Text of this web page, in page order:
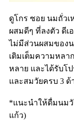
ดูโกร ซอย นมถั่ว
ผสมดีๆ ที่ลงตัว ดีเ
ไม่มีส่วนผสมของ
เติมเต็มความหล
หลาย และได้รับโ
และสมวัยครบ 3 ด้
*แนะนำให้ดื่มนมวั
แก้ว)